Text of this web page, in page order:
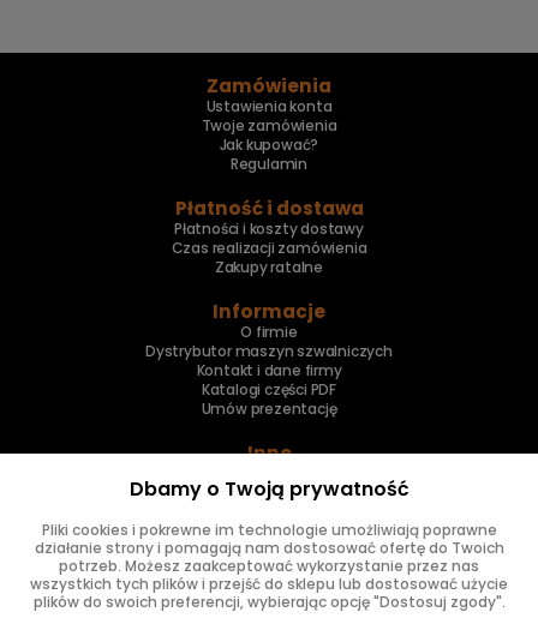
Zamówienia
Ustawienia konta
Twoje zamówienia
Jak kupować?
Regulamin
Płatność i dostawa
Płatności i koszty dostawy
Czas realizacji zamówienia
Zakupy ratalne
Informacje
O firmie
Dystrybutor maszyn szwalniczych
Kontakt i dane firmy
Katalogi części PDF
Umów prezentację
Inne
Naprawa maszyn
Znajdziesz nas
Dbamy o Twoją prywatność
Pliki cookies i pokrewne im technologie umożliwiają poprawne
działanie strony i pomagają nam dostosować ofertę do Twoich
potrzeb. Możesz zaakceptować wykorzystanie przez nas
wszystkich tych plików i przejść do sklepu lub dostosować użycie
plików do swoich preferencji, wybierając opcję "Dostosuj zgody".